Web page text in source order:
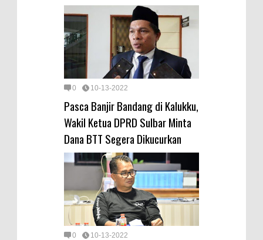
0 10-13-2022
Pasca Banjir Bandang di Kalukku,
Wakil Ketua DPRD Sulbar Minta
Dana BTT Segera Dikucurkan
0 10-13-2022